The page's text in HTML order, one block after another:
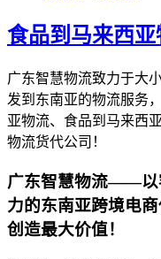
食品到马来西
广东智慧物流致力于大
发到东南亚的物流服务
亚物流、食品到马来西
物流货代公司！
广东智慧物流——以
力的东南亚跨境电
创造最大价值！